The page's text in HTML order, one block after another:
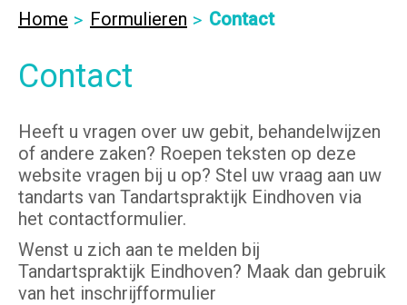
Home Formulieren Contact
Contact
Heeft u vragen over uw gebit, behandelwijzen
of andere zaken? Roepen teksten op deze
website vragen bij u op? Stel uw vraag aan uw
tandarts van Tandartspraktijk Eindhoven via
het contactformulier.
Wenst u zich aan te melden bij
Tandartspraktijk Eindhoven? Maak dan gebruik
van het inschrijfformulier